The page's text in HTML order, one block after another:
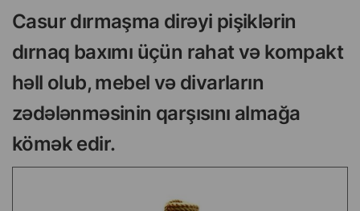
Casur dırmaşma dirəyi pişiklərin
dırnaq baxımı üçün rahat və kompakt
həll olub, mebel və divarların
zədələnməsinin qarşısını almağa
kömək edir.